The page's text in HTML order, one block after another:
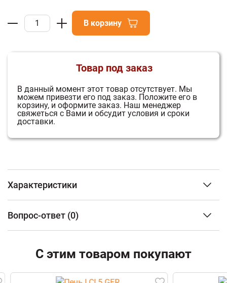
В корзину
Товар под заказ
В данный момент этот товар отсутствует. Мы
можем привезти его под заказ. Положите его в
корзину, и оформите заказ. Наш менеджер
свяжеться с Вами и обсудит условия и сроки
доставки.
Характеристики
Гарантия
Вопрос-ответ (0)
Email
С этим товаром покупают